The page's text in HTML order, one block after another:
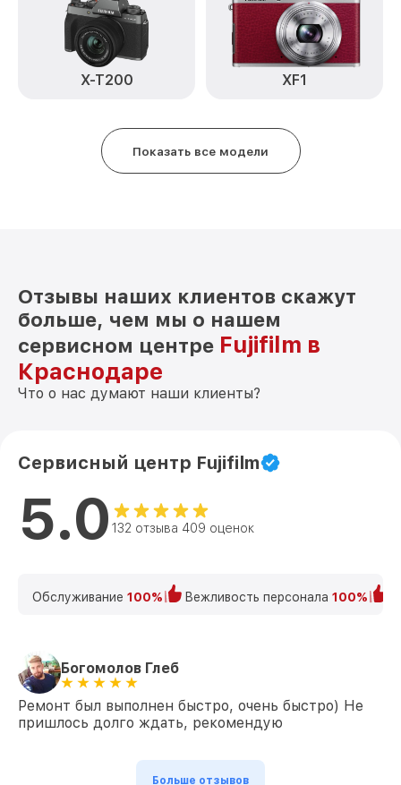
Чистка CCD/CMOS матрицы FinePix
S9900W Fujifilm
от 3500₽
Замена байонета FinePix S9900W Fujifilm от 3400₽
Замена микрофона FinePix S9900W
X-T200 XF1
Показать все модели
Отзывы наших клиентов скажут
больше, чем мы о нашем
сервисном центре Fujifilm в
Краснодаре
Что о нас думают наши клиенты?
Сервисный центр Fujifilm
5.0 132 отзыва 409 оценок
Обслуживание 100% Вежливость персонала 100%
Богомолов Глеб
Ремонт был выполнен быстро, очень быстро) Не
пришлось долго ждать, рекомендую
Больше отзывов